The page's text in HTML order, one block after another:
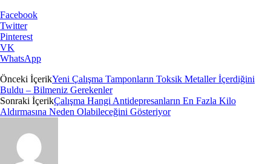
Facebook
Twitter
Pinterest
VK
WhatsApp
Önceki İçerikYeni Çalışma Tamponların Toksik Metaller İçerdiğini
Buldu – Bilmeniz Gerekenler
Sonraki İçerikÇalışma Hangi Antidepresanların En Fazla Kilo
Aldırmasına Neden Olabileceğini Gösteriyor